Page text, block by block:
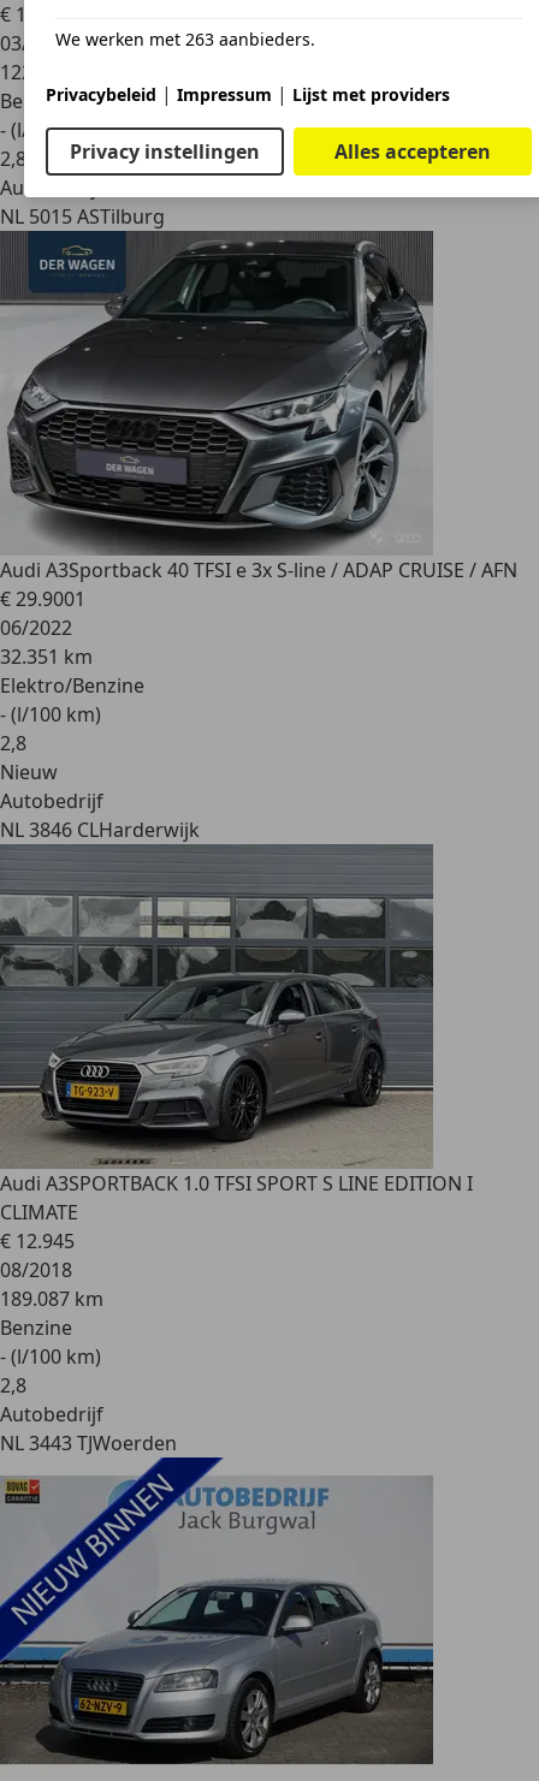
€ 12.499
03/2016
122.487 km
Benzine
- (l/100 km)
2,8
Autobedrijf
NL 5015 ASTilburg
Audi A3Sportback 40 TFSI e 3x S-line / ADAP CRUISE / AFN
€ 29.9001
06/2022
32.351 km
Elektro/Benzine
- (l/100 km)
2,8
Nieuw
Autobedrijf
NL 3846 CLHarderwijk
Audi A3SPORTBACK 1.0 TFSI SPORT S LINE EDITION I
CLIMATE
€ 12.945
08/2018
189.087 km
Benzine
- (l/100 km)
2,8
Autobedrijf
NL 3443 TJWoerden
We werken met 263 aanbieders.
Privacybeleid | Impressum | Lijst met providers
Privacy instellingen Alles accepteren